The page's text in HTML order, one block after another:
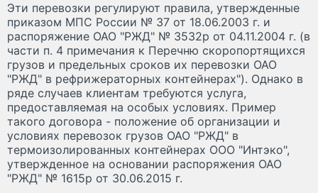
Эти перевозки регулируют правила, утвержденные
приказом МПС России № 37 от 18.06.2003 г. и
распоряжение ОАО "РЖД" № 3532р от 04.11.2004 г. (в
части п. 4 примечания к Перечню скоропортящихся
грузов и предельных сроков их перевозки ОАО
"РЖД" в рефрижераторных контейнерах"). Однако в
ряде случаев клиентам требуются услуга,
предоставляемая на особых условиях. Пример
такого договора - положение об организации и
условиях перевозок грузов ОАО "РЖД" в
термоизолированных контейнерах ООО "Интэко",
утвержденное на основании распоряжения ОАО
"РЖД" № 1615р от 30.06.2015 г.